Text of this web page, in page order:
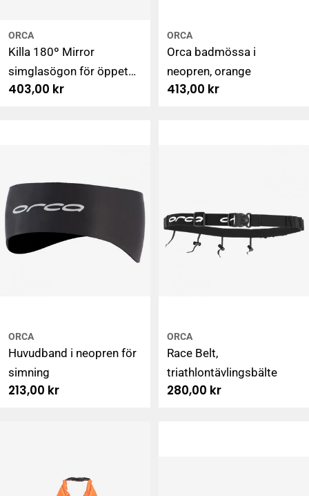
ORCA
Killa 180º Mirror
simglasögon för öppet
vatten, lime
Ordinarie
403,00 kr
ORCA
Orca badmössa i
neopren, orange
Ordinarie
413,00 kr
ORCA
Huvudband i neopren för
simning
Ordinarie
213,00 kr
ORCA
Race Belt,
triathlontävlingsbälte
Ordinarie
280,00 kr